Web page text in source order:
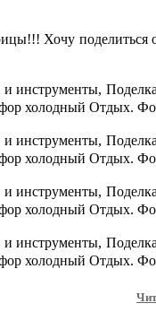
Хочу